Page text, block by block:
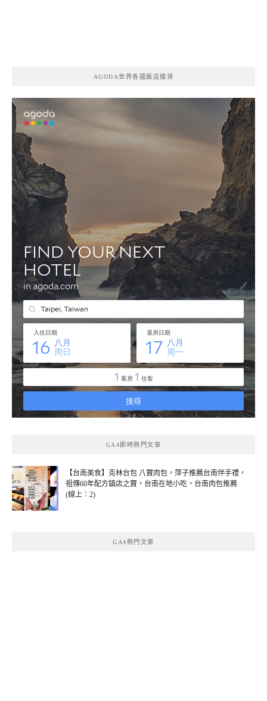
AGODA世界各國飯店搜尋
GA4即時熱門文章
【台南美食】克林台包 八寶肉包，萍子推薦台南伴手禮，
祖傳60年配方鎮店之寶，台南在地小吃，台南肉包推薦
(線上：2)
GA4熱門文章